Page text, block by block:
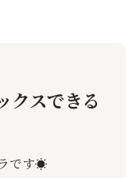
クスできる
です☀